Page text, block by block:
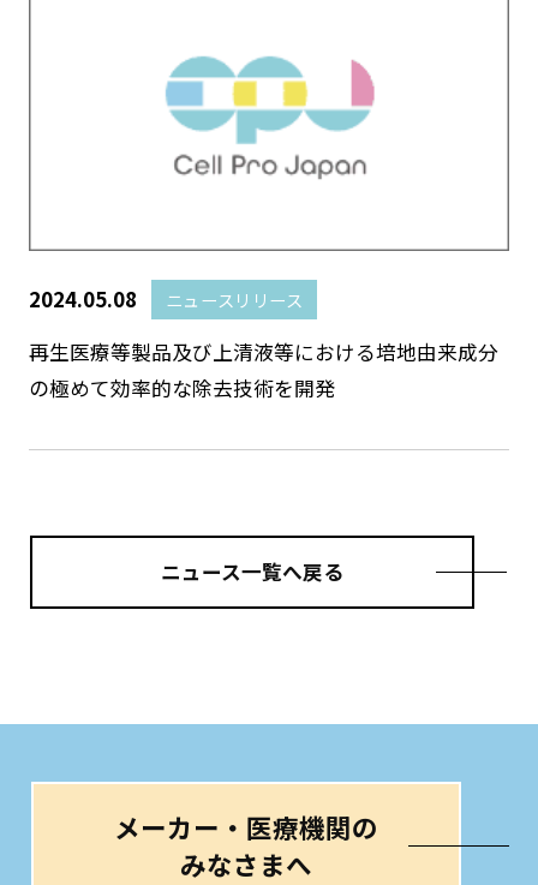
2024.05.08 ニュースリリース
再生医療等製品及び上清液等における培地由来成分
の極めて効率的な除去技術を開発
ニュース一覧へ戻る
メーカー・医療機関の
みなさまへ